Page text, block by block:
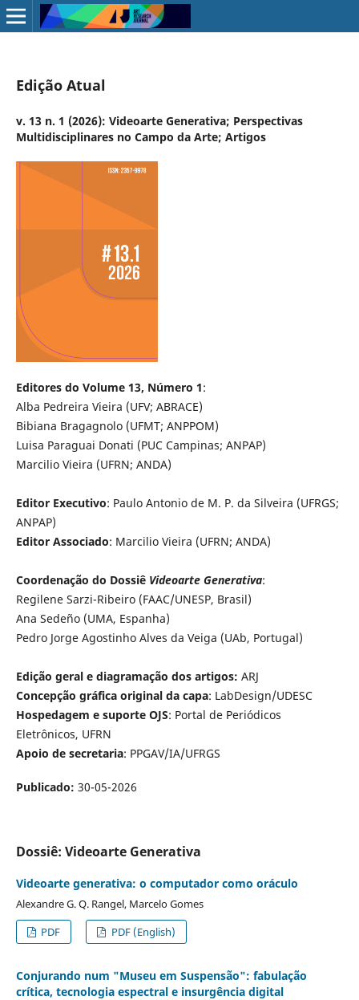
Edição Atual
v. 13 n. 1 (2026): Videoarte Generativa; Perspectivas
Multidisciplinares no Campo da Arte; Artigos
Editores do Volume 13, Número 1:
Alba Pedreira Vieira (UFV; ABRACE)
Bibiana Bragagnolo (UFMT; ANPPOM)
Luisa Paraguai Donati (PUC Campinas; ANPAP)
Marcilio Vieira (UFRN; ANDA)
Editor Executivo: Paulo Antonio de M. P. da Silveira (UFRGS;
ANPAP)
Editor Associado: Marcilio Vieira (UFRN; ANDA)
Coordenação do Dossiê Videoarte Generativa:
Regilene Sarzi-Ribeiro (FAAC/UNESP, Brasil)
Ana Sedeño (UMA, Espanha)
Pedro Jorge Agostinho Alves da Veiga (UAb, Portugal)
Edição geral e diagramação dos artigos: ARJ
Concepção gráfica original da capa: LabDesign/UDESC
Hospedagem e suporte OJS: Portal de Periódicos
Eletrônicos, UFRN
Apoio de secretaria: PPGAV/IA/UFRGS
Publicado: 30-05-2026
Dossiê: Videoarte Generativa
Videoarte generativa: o computador como oráculo
Alexandre G. Q. Rangel, Marcelo Gomes
PDF
PDF (English)
Conjurando num "Museu em Suspensão": fabulação
crítica, tecnologia espectral e insurgência digital